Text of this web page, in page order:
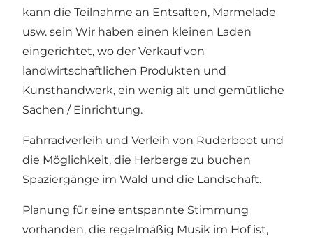
kann die Teilnahme an Entsaften, Marmelade
usw. sein Wir haben einen kleinen Laden
eingerichtet, wo der Verkauf von
landwirtschaftlichen Produkten und
Kunsthandwerk, ein wenig alt und gemütliche
Sachen / Einrichtung.
Fahrradverleih und Verleih von Ruderboot und
die Möglichkeit, die Herberge zu buchen
Spaziergänge im Wald und die Landschaft.
Planung für eine entspannte Stimmung
vorhanden, die regelmäßig Musik im Hof ​​ist,